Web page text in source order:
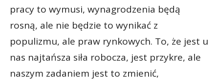
pracy to wymusi, wynagrodzenia będą
rosną, ale nie będzie to wynikać z
populizmu, ale praw rynkowych. To, że jest u
nas najtańsza siła robocza, jest przykre, ale
naszym zadaniem jest to zmienić,